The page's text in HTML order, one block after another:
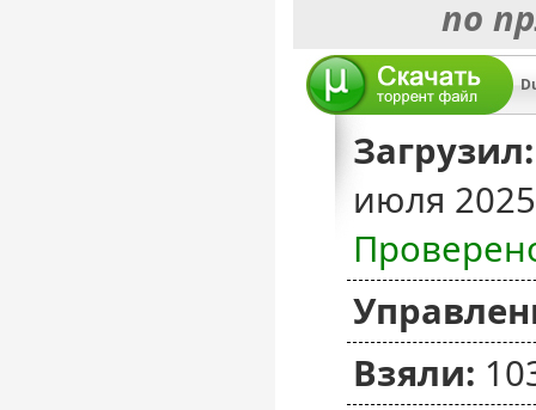
по
Загрузил:
июля
Взяли: